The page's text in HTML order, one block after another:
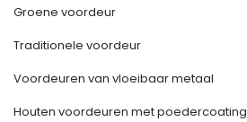
Groene voordeur
Traditionele voordeur
Voordeuren van vloeibaar metaal
Houten voordeuren met poedercoating